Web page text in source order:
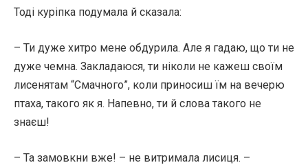
Тоді куріпка подумала й сказала:
– Ти дуже хитро мене обдурила. Але я гадаю, що ти не
дуже чемна. Закладаюся, ти ніколи не кажеш своїм
лисенятам “Смачного”, коли приносиш їм на вечерю
птаха, такого як я. Напевно, ти й слова такого не
знаєш!
– Та замовкни вже! – не витримала лисиця. –